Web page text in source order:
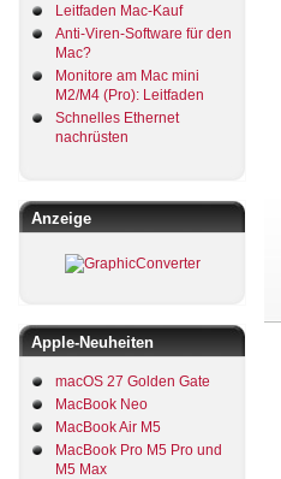
Leitfaden Mac-Kauf
Anti-Viren-Software für den
Mac?
Monitore am Mac mini
M2/M4 (Pro): Leitfaden
Schnelles Ethernet
nachrüsten
Anzeige
Apple-Neuheiten
macOS 27 Golden Gate
MacBook Neo
MacBook Air M5
MacBook Pro M5 Pro und
M5 Max